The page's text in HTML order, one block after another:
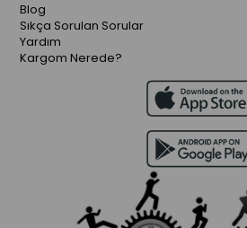
Blog
Sıkça Sorulan Sorular
Yardım
Kargom Nerede?